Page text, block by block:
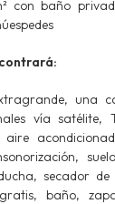
con baño
una
vía satélite,
secador de
baño,